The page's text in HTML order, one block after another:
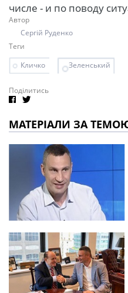
числе - и по поводу
Автор
Сергій Руденко
Теги
Кличко
Зеленський
Поділитись
МАТЕРІАЛИ ЗА